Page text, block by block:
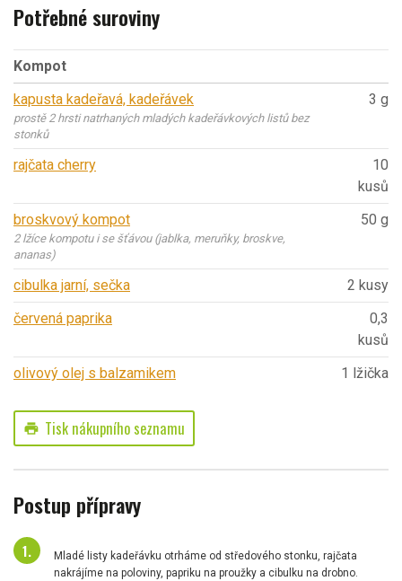
Potřebné suroviny
Kompot
kapusta kadeřavá, kadeřávek
prostě 2 hrsti natrhaných mladých kadeřávkových listů bez
stonků
3 g
rajčata cherry
10
kusů
broskvový kompot
2 lžíce kompotu i se šťávou (jablka, meruňky, broskve,
ananas)
50 g
cibulka jarní, sečka
2 kusy
červená paprika
0,3
kusů
olivový olej s balzamikem
1 lžička
print Tisk nákupního seznamu
Postup přípravy
Mladé listy kadeřávku otrháme od středového stonku, rajčata
nakrájíme na poloviny, papriku na proužky a cibulku na drobno.